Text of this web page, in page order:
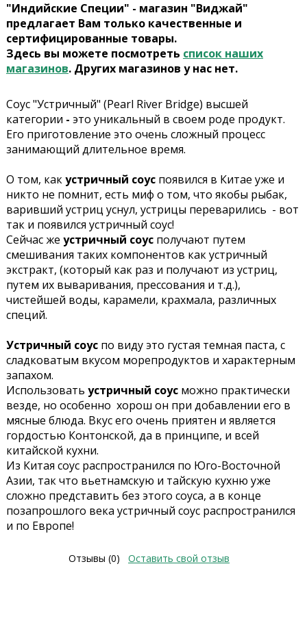
"Индийские Специи" - магазин "Виджай"
предлагает Вам только качественные и
сертифицированные товары.
Здесь вы можете посмотреть список наших
магазинов. Других магазинов у нас нет.
Соус "Устричный" (Pearl River Bridge) высшей
категории - это уникальный в своем роде продукт.
Его приготовление это очень сложный процесс
занимающий длительное время.
О том, какустричный соуспоявился в Китае уже и
никто не помнит, есть миф о том, что якобы рыбак,
варивший устриц уснул, устрицы переварились - вот
так и появился устричный соус!
Сейчас же устричный соусполучают путем
смешивания таких компонентов как устричный
экстракт, (который как раз и получают из устриц,
путем их вываривания, прессования и т.д.),
чистейшей воды, карамели, крахмала, различных
специй.
Устричный соус по виду это густая темная паста, с
сладковатым вкусом морепродуктов и характерным
запахом.
Использовать устричный соус можно практически
везде, но особенно хорош он при добавлении его в
мясные блюда. Вкус его очень приятен и является
гордостью Контонской, да в принципе, и всей
китайской кухни.
Из Китая соус распространился по Юго-Восточной
Азии, так что вьетнамскую и тайскую кухню уже
сложно представить без этого соуса, а в конце
позапрошлого века устричный соус распространился
и по Европе!
Отзывы (0) Оставить свой отзыв